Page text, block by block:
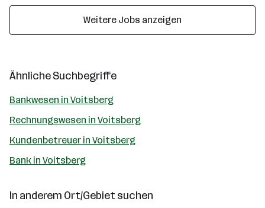
Weitere Jobs anzeigen
Ähnliche Suchbegriffe
Bankwesen in Voitsberg
Rechnungswesen in Voitsberg
Kundenbetreuer in Voitsberg
Bank in Voitsberg
In anderem Ort/Gebiet suchen